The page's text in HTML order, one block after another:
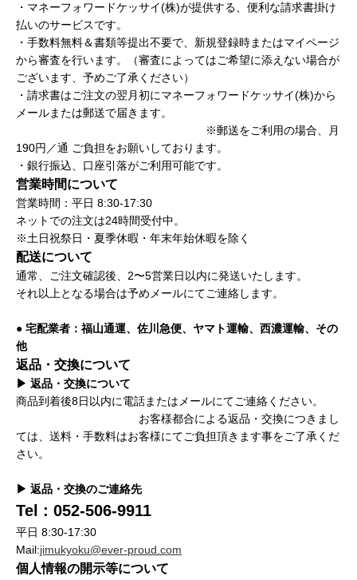
・マネーフォワードケッサイ(株)が提供する、便利な請求書掛け
払いのサービスです。
・手数料無料＆書類等提出不要で、新規登録時またはマイページ
から審査を行います。（審査によってはご希望に添えない場合が
ございます、予めご了承ください）
・請求書はご注文の翌月初にマネーフォワードケッサイ(株)から
メールまたは郵送で届きます。
※郵送をご利用の場合、月
190円／通 ご負担をお願いしております。
・銀行振込、口座引落がご利用可能です。
営業時間について
営業時間：平日 8:30-17:30
ネットでの注文は24時間受付中。
※土日祝祭日・夏季休暇・年末年始休暇を除く
配送について
通常、ご注文確認後、2〜5営業日以内に発送いたします。
それ以上となる場合は予めメールにてご連絡します。
● 宅配業者：福山通運、佐川急便、ヤマト運輸、西濃運輸、その
他
返品・交換について
▶ 返品・交換について
商品到着後8日以内に電話またはメールにてご連絡ください。
お客様都合による返品・交換につきまし
ては、送料・手数料はお客様にてご負担頂きます事をご了承くだ
さい。
▶ 返品・交換のご連絡先
Tel : 052-506-9911
平日 8:30-17:30
Mail:jimukyoku@ever-proud.com
個人情報の開示等について